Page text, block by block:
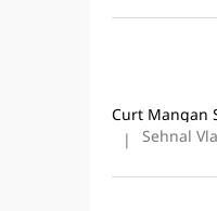
Hodnocení
| Sehnal